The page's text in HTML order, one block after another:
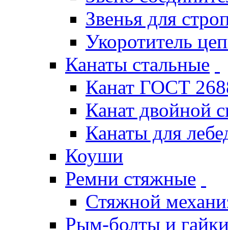
Звенья для
Укоротитель
Канаты стальные
Канат ГОСТ
Канат двойной
Канаты для
Коуши
Ремни стяжные
Стяжной
Рым-болты и